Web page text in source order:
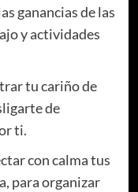
ganancias de las
y actividades
tu cariño de
de
ti.
con calma tus
para organizar